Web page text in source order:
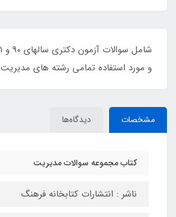
و مورد استفاده تمامی رشته های مدیریت
مشخصات دیدگاه‌ها
کتاب مجموعه سوالات مدیریت
ناشر : انتشارات کتابخانه فرهنگ